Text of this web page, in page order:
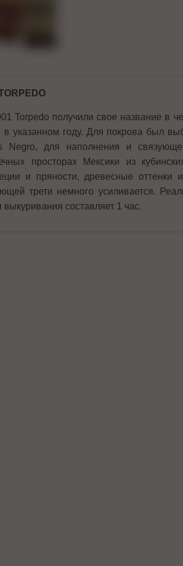
Torpedo получили свое название в
в указанном году. Для покрова был
Negro, для наполнения и
просторах Мексики из
и пряности, древесные оттенки
трети немного усиливается.
составляет 1 час.